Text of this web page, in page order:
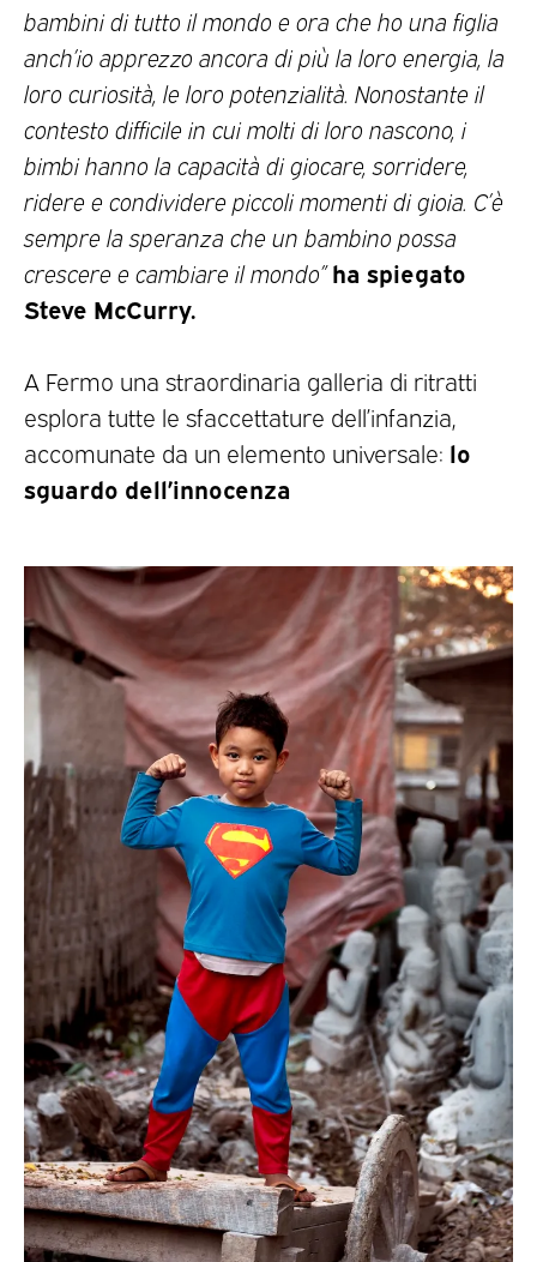
bambini di tutto il mondo e ora che ho una figlia
anch’io apprezzo ancora di più la loro energia, la
loro curiosità, le loro potenzialità. Nonostante il
contesto difficile in cui molti di loro nascono, i
bimbi hanno la capacità di giocare, sorridere,
ridere e condividere piccoli momenti di gioia. C’è
sempre la speranza che un bambino possa
crescere e cambiare il mondo”ha spiegato
Steve McCurry.
A Fermo una straordinaria galleria di ritratti
esplora tutte le sfaccettature dell’infanzia,
accomunate da un elemento universale: lo
sguardo dell’innocenza